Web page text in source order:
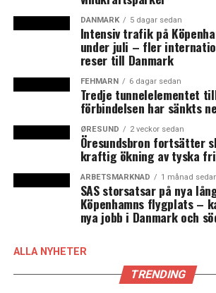
längre, för även om resan bara är 20
det om snabbladdare på 150 kilowatt.
kommande tio åren kommer det att
laddstationer i Danmark och Sverige,
man en laddplats, så det blir det en
konkurrensfaktor, säger Kristian
Molslinjen som bland annat äger
News Øresund.
Andreas Carlson lyfte i sitt tal att den
regeringen har utpekat utbyggnaden
som en viktig fråga för hela landet.
– Det här är ett väldigt positivt initiativ
länderna på färjan, säger han till News
DANMARK 5 dagar sedan
Intensiv trafik på
under juli – fler
reser till Danmark
FEHMARN 6 dagar sedan
Tredje tunnelelementet
förbindelsen har sänkts
ØRESUND 2 veckor sedan
Öresundsbron fortsätter
kraftig ökning av tyska
ARBETSMARKNAD 1 månad
SAS storsatsar på nya
Köpenhamns flygplats –
nya jobb i Danmark och
ALLA NYHETER
TRENDING